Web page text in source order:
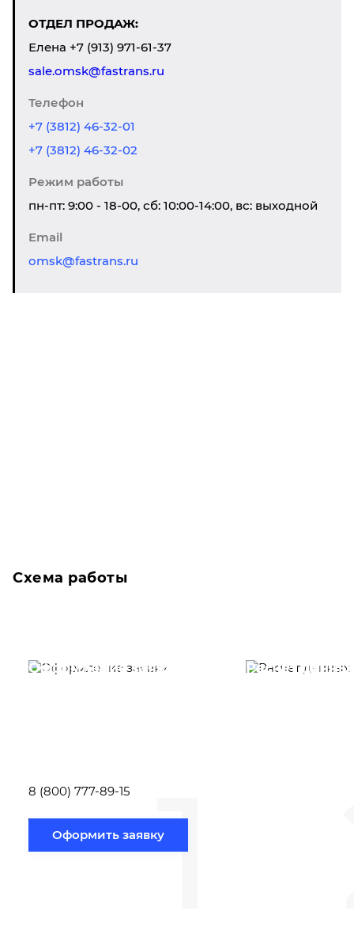
ОТДЕЛ ПРОДАЖ:
Елена +7 (913) 971-61-37
sale.omsk@fastrans.ru
Телефон
+7 (3812) 46-32-01
+7 (3812) 46-32-02
Режим работы
пн-пт: 9:00 - 18-00, сб: 10:00-14:00, вс: выходной
Email
omsk@fastrans.ru
Схема работы
1
Оформление заявки
8 (800) 777-89-15
Оформить заявку
Расчет